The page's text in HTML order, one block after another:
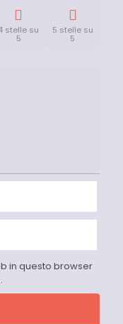
stelle su
5
5 stelle su
5
in questo browser